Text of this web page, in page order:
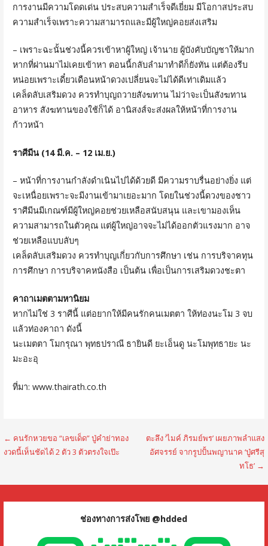
การงานมีความโดดเด่น ประสบความสำเร็จดีเยี่ยม มีโอกาสประสบ
ความสำเร็จเพราะความสามารถและมีผู้ใหญ่คอยส่งเสริม
– เพราะฉะนั้นช่วงนี้ควรเข้าหาผู้ใหญ่ เจ้านาย ผู้บังคับบัญชาให้มาก
หากที่ผ่านมาไม่เคยเข้าหา ตอนนี้กลับลำมาทำดีก็ยังทัน แต่ต้องรีบ
หน่อยเพราะเดี๋ยวเดือนหน้าดวงเปลี่ยนจะไม่ได้ดีเท่าเดิมแล้ว
เคล็ดลับเสริมดวง ควรทำบุญถวายสังฆทาน ไม่ว่าจะเป็นสังฆทาน
อาหาร สังฆทานของใช้ก็ได้ อานิสงส์จะส่งผลให้หน้าที่การงาน
ก้าวหน้า
ราศีมีน (14 มี.ค. – 12 เม.ย.)
– หน้าที่การงานกำลังดำเนินไปได้ด้วยดี มีความราบรื่นอย่างยิ่ง แต่
จะเหนื่อยเพราะจะมีงานเข้ามาเยอะมาก โดยในช่วงนี้ดวงของชาว
ราศีมีนมีเกณฑ์มีผู้ใหญ่คอยช่วยเหลือสนับสนุน และเขามองเห็น
ความสามารถในตัวคุณ แต่ผู้ใหญ่อาจจะไม่ได้ออกตัวแรงมาก อาจ
ช่วยเหลือแบบลับๆ
เคล็ดลับเสริมดวง ควรทำบุญเกี่ยวกับการศึกษา เช่น การบริจาคทุน
การศึกษา การบริจาคหนังสือ เป็นต้น เพื่อเป็นการเสริมดวงชะตา
คาถาเมตตามหานิยม
หากไม่ใช่ 3 ราศีนี้ แต่อยากให้มีคนรักคนเมตตา ให้ท่องนะโม 3 จบ
แล้วท่องคาถา ดังนี้
นะเมตตา โมกรุณา พุทธปราณี ธายินดี ยะเอ็นดู นะโมพุทธายะ นะ
มะอะอุ
ที่มา: www.thairath.co.th
แนะแนว
← คนรักหวยขอ “เลขเด็ด” ปู่คำย่าทอง
งวดนี้เห็นชัดได้ 2 ตัว 3 ตัวตรงใจเป๊ะ
ตะลึง ‘ไมค์ ภิรมย์พร’ เผยภาพลำแสง
อัศจรรย์ จากรูปปั้นพญานาค ‘ปู่ศรีสุ
ทโธ’ →
ช่องทางการส่งโพย @hdded